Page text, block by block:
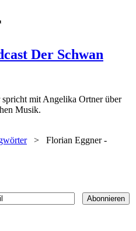
Der Schwan
mit Angelika Ortner über
Musik.
> Florian Eggner -